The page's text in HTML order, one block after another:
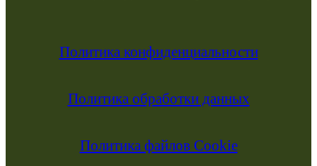
Политика конфиденциальности
Политика обработки данных
Политика файлов Cookie